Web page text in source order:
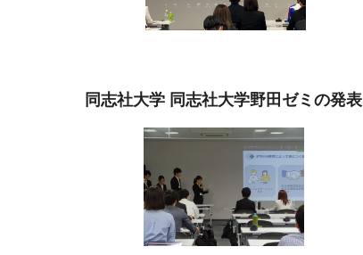
同志社大学 同志社大学野田ゼミの発表